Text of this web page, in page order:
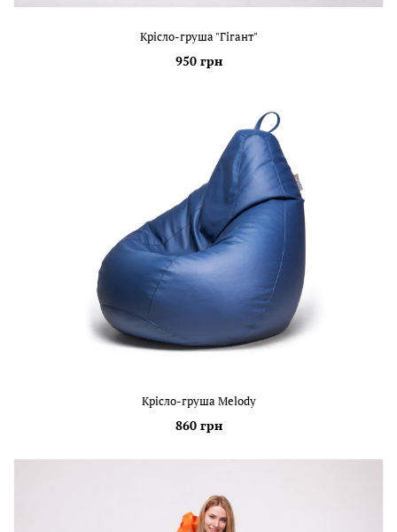
Крісло-груша "Гігант"
950 грн
Крісло-груша Melody
860 грн